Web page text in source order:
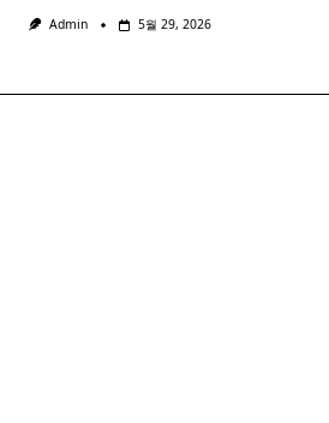
Admin 5월 29, 2026